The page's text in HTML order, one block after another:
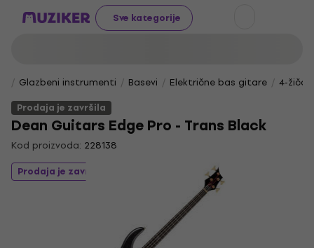
Sve kategorije
Glazbeni instrumenti Basevi Električne bas gitare
4-
Prodaja je završila
Dean Guitars Edge Pro - Trans Black
Kod proizvoda: 228138
Prodaja je završila